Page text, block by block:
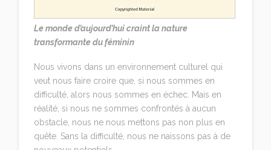
Le monde d’aujourd’hui craint la nature
transformante du féminin
Nous vivons dans un environnement culturel qui
veut nous faire croire que, si nous sommes en
difficulté, alors nous sommes en échec. Mais en
réalité, si nous ne sommes confrontés à aucun
obstacle, nous ne nous mettons pas non plus en
quête. Sans la difficulté, nous ne naissons pas à de